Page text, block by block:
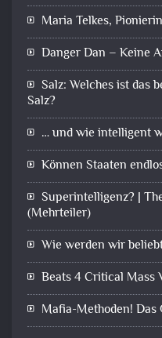
Maria Telkes,
Danger Dan – Keine
Salz: Welches ist das
Salz?
… und wie intelligent
Können Staaten
Superintelligenz? |
(Mehrteiler)
Wie werden wir
Beats 4 Critical Mass
Mafia-Methoden!